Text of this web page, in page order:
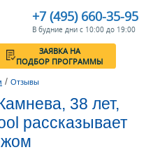
+7 (495) 660-35-95
В будние дни с 10:00 до 19:00
ЗАЯВКА НА
ПОДБОР ПРОГРАММЫ
/ Отзывы
38 лет,
рассказывает